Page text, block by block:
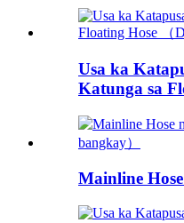
Usa ka
Katunga sa
Mainline